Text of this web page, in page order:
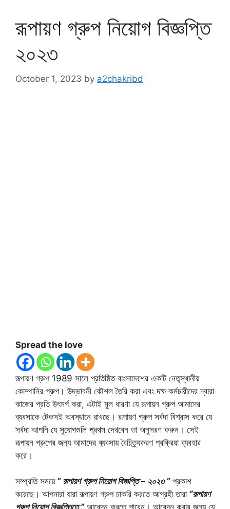
রূপায়ণ গ্রুপ নিয়োগ বিজ্ঞপ্তি
২০২৩
October 1, 2023 by a2chakribd
Spread the love
রূপায়ণ গ্রুপ 1989 সালে প্রতিষ্ঠিত বাংলাদেশের একটি নেতৃস্থানীয়
কোম্পানির গ্রুপ। উদ্ভাবনী কৌশল তৈরি করা এবং দক্ষ কর্মচারীদের দ্বারা
কাজের প্রতি উৎসর্গ করা, এটাই মূল ধারণা যে রূপায়ন গ্রুপ আমাদের
ব্যবসাকে টেকসই অবস্থানে রাখছে। রূপায়ণ গ্রুপ সর্বদা বিশ্বাস করে যে
সর্বদা আপনি যে সুযোগগুলি প্রথম দেখবেন তা অনুসরণ করুন। সেই
রূপায়ন গ্রুপের জন্য আমাদের ব্যবসায় বৈচিত্র্যকরণ প্রক্রিয়া ব্যবহার
করে।
সম্প্রতি সময়ে “ রূপায়ণ গ্রুপ নিয়োগ বিজ্ঞপ্তি – ২০২৩ ”প্রকাশ
করেছে। আপনারা যারা রূপায়ণ গ্রুপ চাকরি করতে আগ্রহী তারা“রূপায়ণ